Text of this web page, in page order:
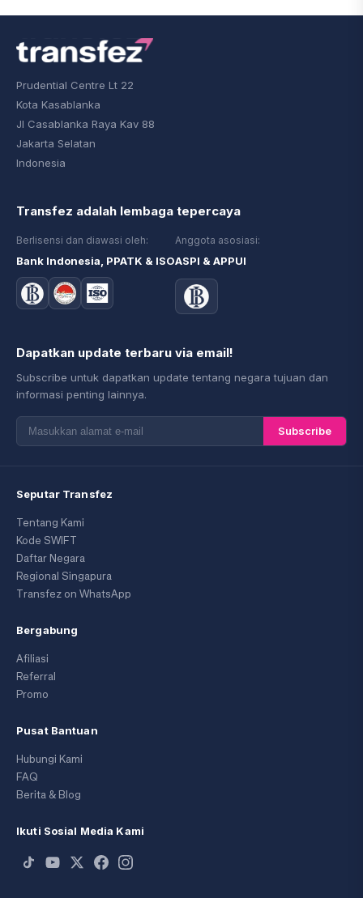
Prudential Centre Lt 22
Kota Kasablanka
Jl Casablanka Raya Kav 88
Jakarta Selatan
Indonesia
Transfez adalah lembaga tepercaya
Berlisensi dan diawasi oleh:
Bank Indonesia, PPATK & ISO
Anggota asosiasi:
ASPI & APPUI
Dapatkan update terbaru via email!
Subscribe untuk dapatkan update tentang negara tujuan dan
informasi penting lainnya.
Subscribe
Seputar Transfez
Tentang Kami
Kode SWIFT
Daftar Negara
Regional Singapura
Transfez on WhatsApp
Bergabung
Afiliasi
Referral
Promo
Pusat Bantuan
Hubungi Kami
FAQ
Berita & Blog
Ikuti Sosial Media Kami